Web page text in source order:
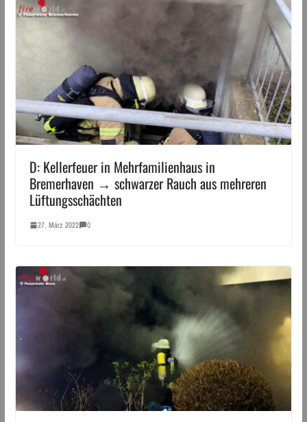
D: Kellerfeuer in Mehrfamilienhaus in
Bremerhaven → schwarzer Rauch aus mehreren
Lüftungsschächten
27. März 2022 0